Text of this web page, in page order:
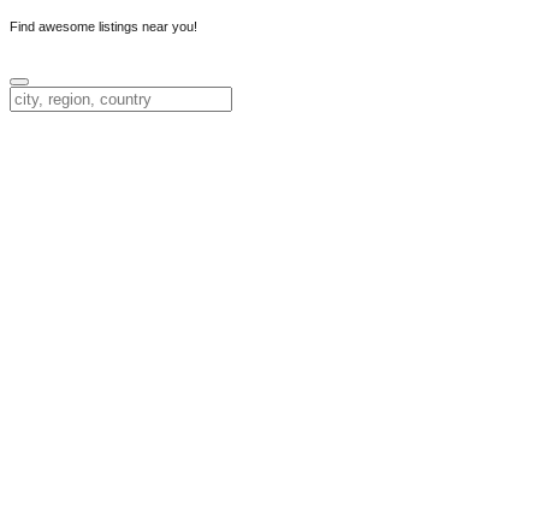
Find awesome listings near you!
Change Location